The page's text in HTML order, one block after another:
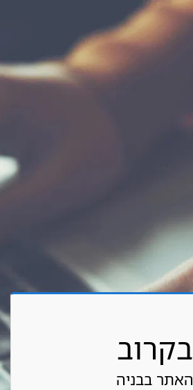
בקרוב
האתר בבניה